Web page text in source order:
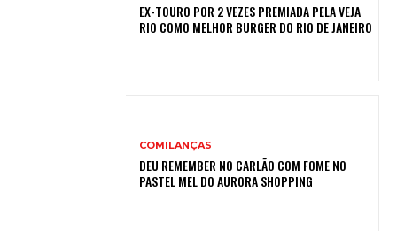
EX-TOURO POR 2 VEZES PREMIADA PELA VEJA
RIO COMO MELHOR BURGER DO RIO DE JANEIRO
COMILANÇAS
DEU REMEMBER NO CARLÃO COM FOME NO
PASTEL MEL DO AURORA SHOPPING